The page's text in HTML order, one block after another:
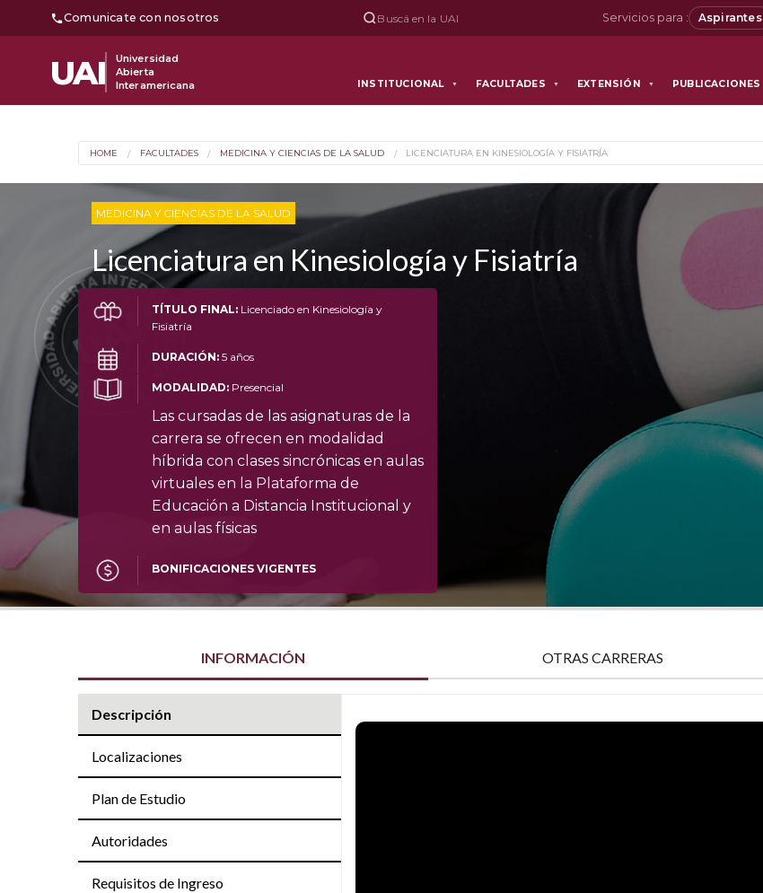
Comunicate con nosotros Buscá en la UAI Servicios para : Aspirantes
UAI
Universidad
Abierta
Interamericana
INSTITUCIONAL ▼ FACULTADES ▼ EXTENSIÓN ▼ PUBLICACIONES
HOME FACULTADES MEDICINA Y CIENCIAS DE LA SALUD LICENCIATURA EN KINESIOLOGÍA Y FISIATRÍA
MEDICINA Y CIENCIAS DE LA SALUD
Licenciatura en Kinesiología y Fisiatría
TÍTULO FINAL:Licenciado en Kinesiología y
Fisiatría
DURACIÓN:5 años
MODALIDAD: Presencial
Las cursadas de las asignaturas de la
carrera se ofrecen en modalidad
híbrida con clases sincrónicas en aulas
virtuales en la Plataforma de
Educación a Distancia Institucional y
en aulas físicas
BONIFICACIONES VIGENTES
INFORMACIÓN OTRAS CARRERAS
Descripción
Localizaciones
Plan de Estudio
Autoridades
Requisitos de Ingreso